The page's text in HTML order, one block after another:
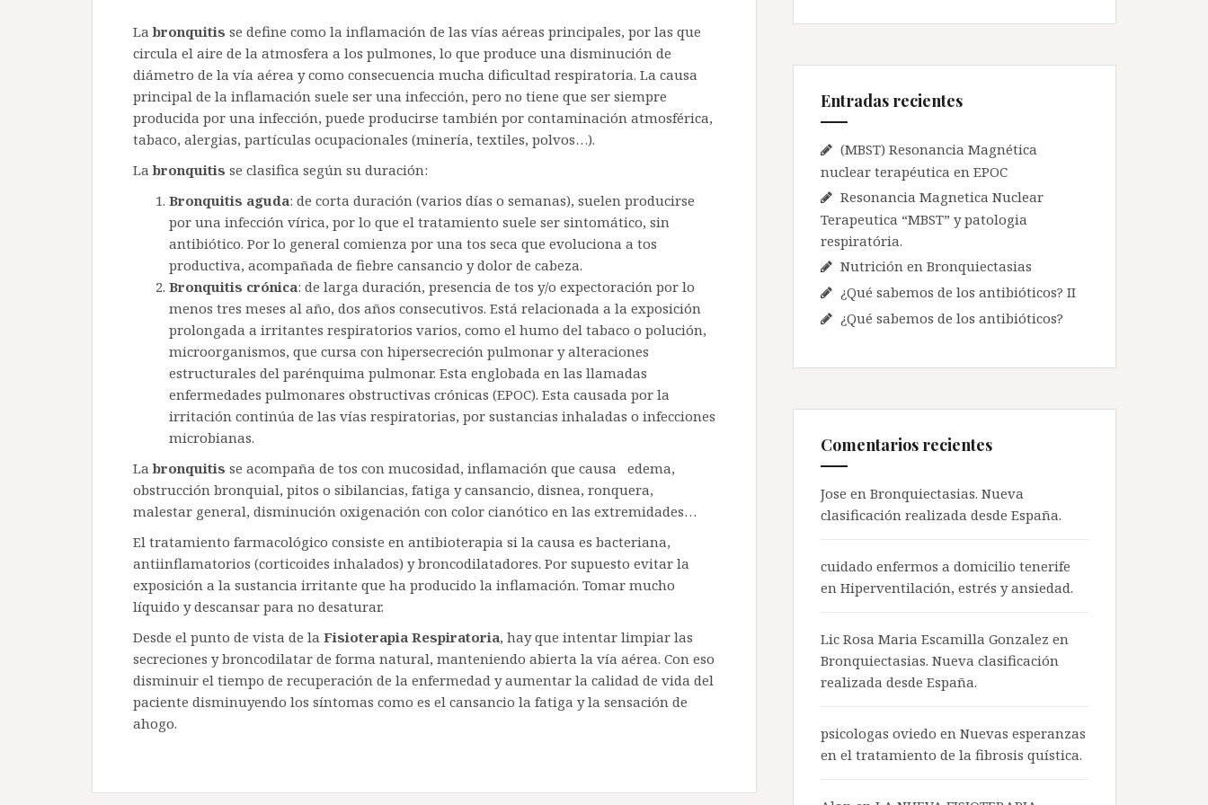
Labronquitis se define como la inflamación de las vías aéreas principales, por las que
circula el aire de la atmosfera a los pulmones, lo que produce una disminución de
diámetro de la vía aérea y como consecuencia mucha dificultad respiratoria. La causa
principal de la inflamación suele ser una infección, pero no tiene que ser siempre
producida por una infección, puede producirse también por contaminación atmosférica,
tabaco, alergias, partículas ocupacionales (minería, textiles, polvos…).
Labronquitis se clasifica según su duración:
Bronquitis aguda: de corta duración (varios días o semanas), suelen producirse
por una infección vírica, por lo que el tratamiento suele ser sintomático, sin
antibiótico. Por lo general comienza por una tos seca que evoluciona a tos
productiva, acompañada de fiebre cansancio y dolor de cabeza.
Bronquitis crónica: de larga duración, presencia de tos y/o expectoración por lo
menos tres meses al año, dos años consecutivos. Está relacionada a la exposición
prolongada a irritantes respiratorios varios, como el humo del tabaco o polución,
microorganismos, que cursa con hipersecreción pulmonar y alteraciones
estructurales del parénquima pulmonar. Esta englobada en las llamadas
enfermedades pulmonares obstructivas crónicas (EPOC). Esta causada por la
irritación continúa de las vías respiratorias, por sustancias inhaladas o infecciones
microbianas.
Labronquitis se acompaña de tos con mucosidad, inflamación que causa edema,
obstrucción bronquial, pitos o sibilancias, fatiga y cansancio, disnea, ronquera,
malestar general, disminución oxigenación con color cianótico en las extremidades…
El tratamiento farmacológico consiste en antibioterapia si la causa es bacteriana,
antiinflamatorios (corticoides inhalados) y broncodilatadores. Por supuesto evitar la
exposición a la sustancia irritante que ha producido la inflamación. Tomar mucho
líquido y descansar para no desaturar.
Desde el punto de vista de la Fisioterapia Respiratoria, hay que intentar limpiar las
secreciones y broncodilatar de forma natural, manteniendo abierta la vía aérea. Con eso
disminuir el tiempo de recuperación de la enfermedad y aumentar la calidad de vida del
paciente disminuyendo los síntomas como es el cansancio la fatiga y la sensación de
ahogo.
c
r
Entradas recientes
(MBST) Resonancia Magnética
nuclear terapéutica en EPOC
Resonancia Magnetica Nuclear
Terapeutica “MBST” y patologia
respiratória.
Nutrición en Bronquiectasias
¿Qué sabemos de los antibióticos? II
¿Qué sabemos de los antibióticos?
Comentarios recientes
Jose en Bronquiectasias. Nueva
clasificación realizada desde España.
cuidado enfermos a domicilio tenerife
en Hiperventilación, estrés y ansiedad.
Lic Rosa Maria Escamilla Gonzalez en
Bronquiectasias. Nueva clasificación
realizada desde España.
psicologas oviedo en Nuevas esperanzas
en el tratamiento de la fibrosis quística.